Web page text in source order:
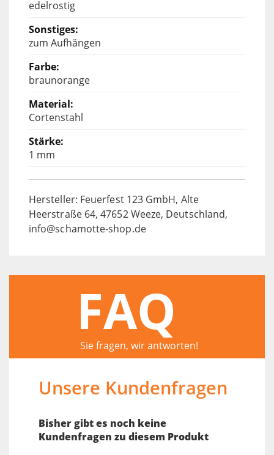
edelrostig
zum Aufhängen
braunorange
Cortenstahl
1 mm
Hersteller: Feuerfest 123 GmbH, Alte
Heerstraße 64, 47652 Weeze, Deutschland,
info@schamotte-shop.de
FAQ
Sie fragen, wir antworten!
Unsere Kundenfragen
Bisher gibt es noch keine
Kundenfragen zu diesem Produkt